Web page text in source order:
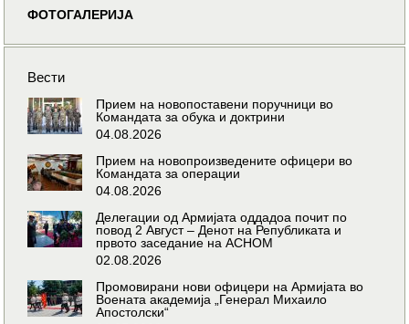
ФОТОГАЛЕРИЈА
Вести
Прием на новопоставени поручници во
Командата за обука и доктрини
04.08.2026
Прием на новопроизведените офицери во
Командата за операции
04.08.2026
Делегации од Армијата оддадоа почит по
повод 2 Август – Денот на Републиката и
првото заседание на АСНОМ
02.08.2026
Промовирани нови офицери на Армијата во
Воената академија „Генерал Михаило
Апостолски“